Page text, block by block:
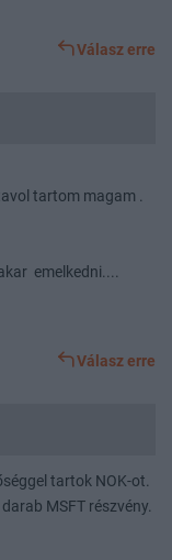
Válasz erre
tartom magam .
emelkedni....
Válasz erre
tartok NOK-ot.
MSFT részvény.